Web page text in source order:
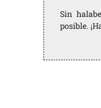
Sin
posible.